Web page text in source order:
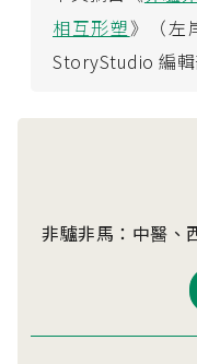
相互形塑》（左
StoryStudio 編輯
非驢非馬：中醫、